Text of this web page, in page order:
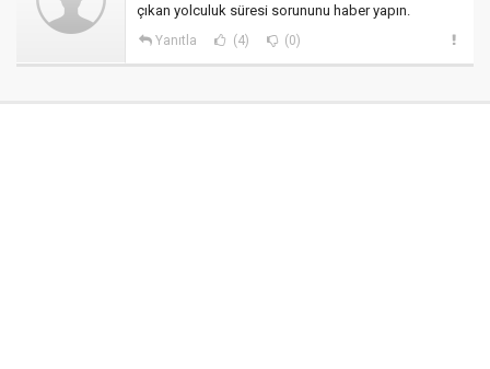
çıkan yolculuk süresi sorununu haber yapın.
Yanıtla (4) (0)